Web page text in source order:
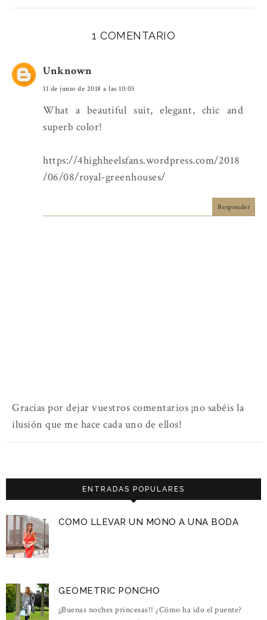
1 COMENTARIO
Unknown
11 de junio de 2018 a las 10:05
What a beautiful suit, elegant, chic and
superb color!
https://4highheelsfans.wordpress.com/2018
/06/08/royal-greenhouses/
Responder
Gracias por dejar vuestros comentarios ¡no sabéis la
ilusión que me hace cada uno de ellos!
ENTRADAS POPULARES
COMO LLEVAR UN MONO A UNA BODA
GEOMETRIC PONCHO
¡¡Buenas noches princesas!! ¿Cómo ha ido el puente?